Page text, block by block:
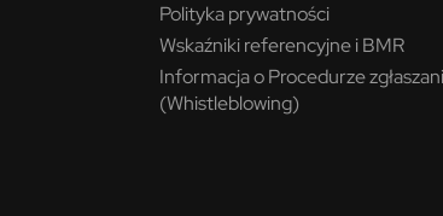
Polityka prywatności
Wskaźniki referencyjne i BMR
Informacja o Procedurze
(Whistleblowing)